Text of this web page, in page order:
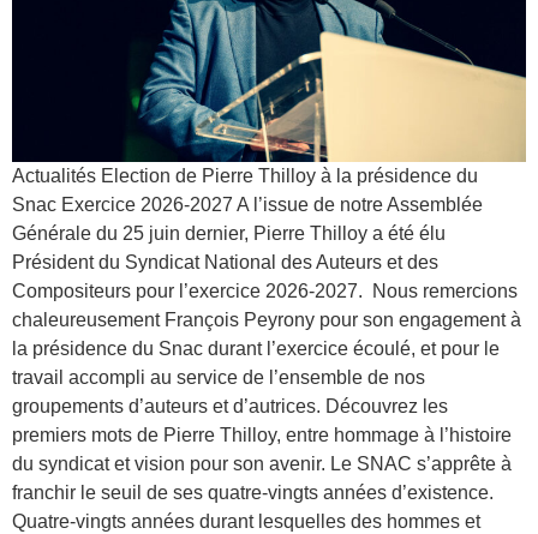
Actualités Election de Pierre Thilloy à la présidence du
Snac Exercice 2026-2027 A l’issue de notre Assemblée
Générale du 25 juin dernier, Pierre Thilloy a été élu
Président du Syndicat National des Auteurs et des
Compositeurs pour l’exercice 2026-2027. Nous remercions
chaleureusement François Peyrony pour son engagement à
la présidence du Snac durant l’exercice écoulé, et pour le
travail accompli au service de l’ensemble de nos
groupements d’auteurs et d’autrices. Découvrez les
premiers mots de Pierre Thilloy, entre hommage à l’histoire
du syndicat et vision pour son avenir. Le SNAC s’apprête à
franchir le seuil de ses quatre-vingts années d’existence.
Quatre-vingts années durant lesquelles des hommes et